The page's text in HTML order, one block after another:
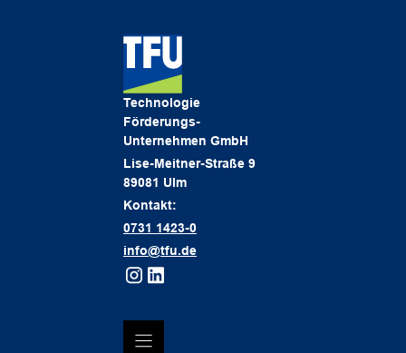
Technologie
Förderungs-
Unternehmen GmbH
Lise-Meitner-Straße 9
89081 Ulm
Kontakt:
0731 1423-0
info@tfu.de